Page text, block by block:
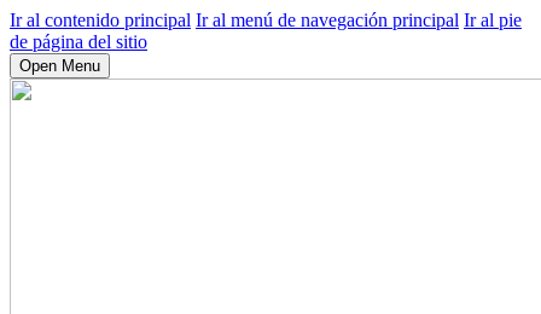
Ir al contenido principal Ir al menú de navegación principal Ir al pie
de página del sitio
Open Menu